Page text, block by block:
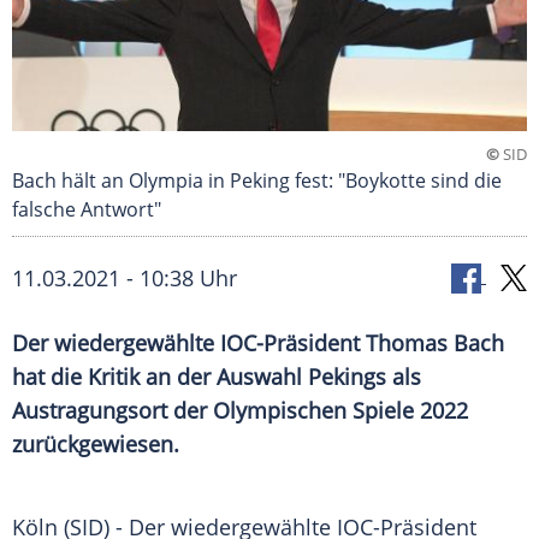
©SID
Bach hält an Olympia in Peking fest: "Boykotte sind die
falsche Antwort"
11.03.2021 - 10:38 Uhr
Der wiedergewählte IOC-PräsidentThomas Bach
hat die Kritik an der Auswahl Pekings als
Austragungsortder Olympischen Spiele 2022
zurückgewiesen.
Köln (SID) - Der wiedergewählte IOC-Präsident